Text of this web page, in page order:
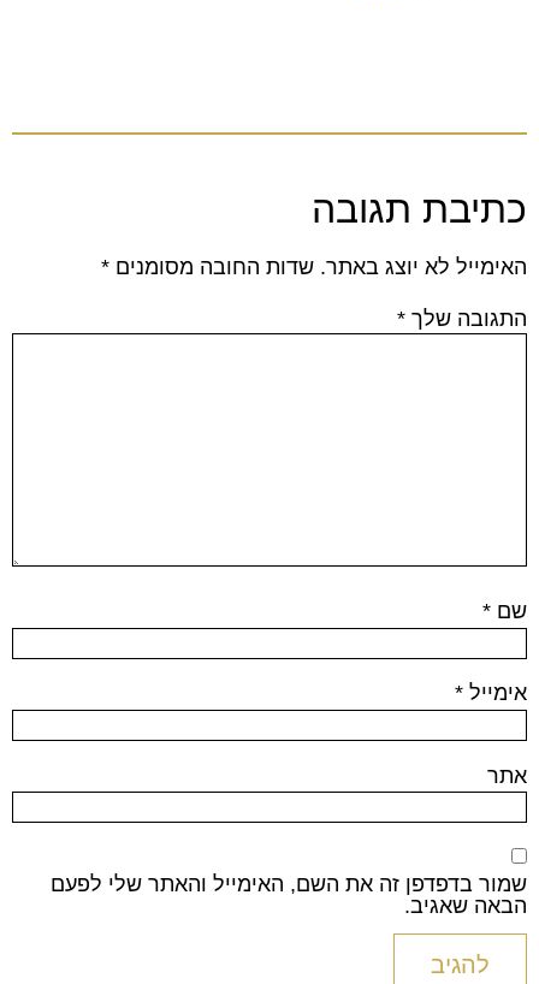
כתיבת תגובה
האימייל לא יוצג באתר. שדות החובה מסומנים *
התגובה שלך *
שם *
אימייל *
אתר
שמור בדפדפן זה את השם, האימייל והאתר שלי לפעם
הבאה שאגיב.